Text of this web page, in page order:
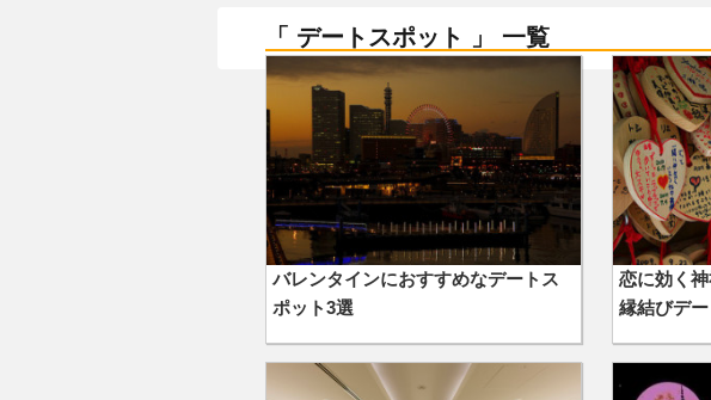
「 デートスポット 」 一覧
バレンタインにおすすめなデートス
ポット3選
恋に効く
縁結びデー